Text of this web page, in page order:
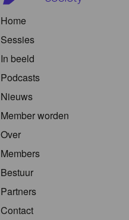
Home
Sessies
In beeld
Podcasts
Nieuws
Member worden
Over
Members
Bestuur
Partners
Contact